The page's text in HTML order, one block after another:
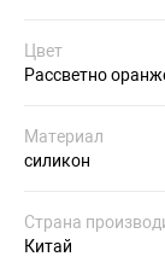
Цвет
Рассветно
Материал
силикон
Страна
Китай